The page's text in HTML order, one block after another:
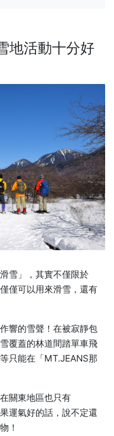
地活動十分好
雪」，其實不僅限於
僅可以用來滑雪，還有
響的雪聲！在被寂靜包
覆蓋的林道間踏單車飛
只能在「MT.JEANS那
關東地區也只有
運氣好的話，說不定還
！